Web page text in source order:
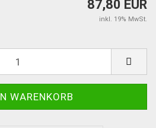
87,80 EUR
inkl. 19% MwSt.